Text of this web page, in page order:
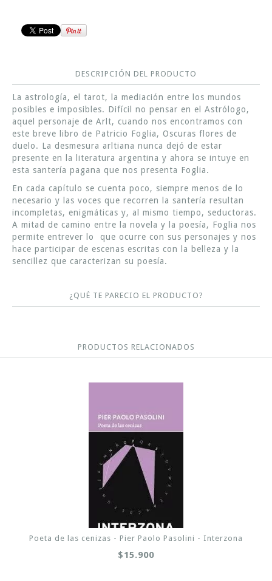
DESCRIPCIÓN DEL PRODUCTO
La astrología, el tarot, la mediación entre los mundos
posibles e imposibles. Difícil no pensar en el Astrólogo,
aquel personaje de Arlt, cuando nos encontramos con
este breve libro de Patricio Foglia, Oscuras flores de
duelo. La desmesura arltiana nunca dejó de estar
presente en la literatura argentina y ahora se intuye en
esta santería pagana que nos presenta Foglia.
En cada capítulo se cuenta poco, siempre menos de lo
necesario y las voces que recorren la santería resultan
incompletas, enigmáticas y, al mismo tiempo, seductoras.
A mitad de camino entre la novela y la poesía, Foglia nos
permite entrever lo que ocurre con sus personajes y nos
hace participar de escenas escritas con la belleza y la
sencillez que caracterizan su poesía.
¿QUÉ TE PARECIO EL PRODUCTO?
PRODUCTOS RELACIONADOS
Poeta de las cenizas - Pier Paolo Pasolini - Interzona
$15.900